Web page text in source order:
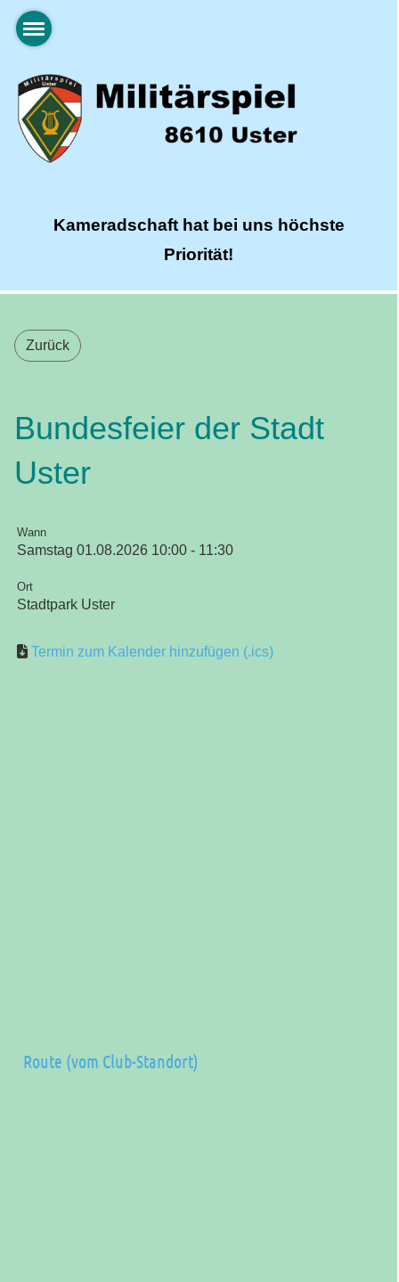
Kameradschaft hat bei uns höchste
Priorität!
Zurück
Bundesfeier der Stadt
Uster
Wann
Samstag 01.08.2026 10:00 - 11:30
Ort
Stadtpark Uster
Termin zum Kalender hinzufügen (.ics)
Route (vom Club-Standort)